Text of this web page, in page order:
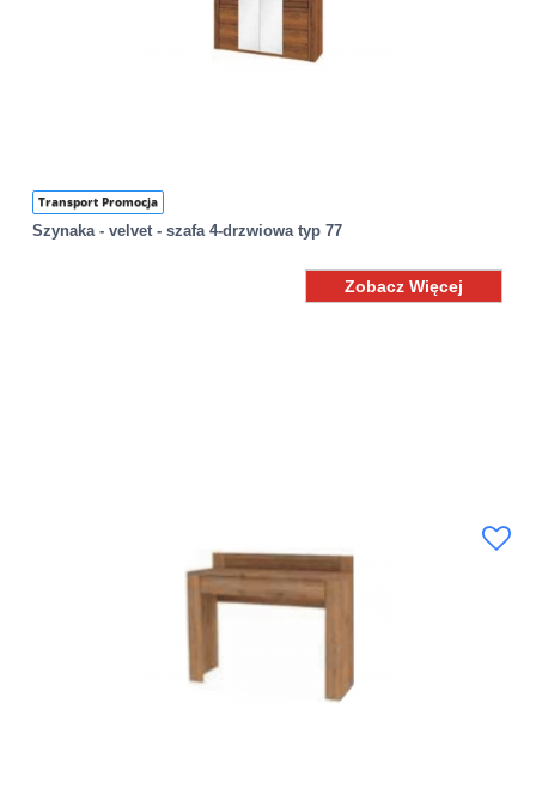
Transport Promocja
Szynaka - velvet - szafa 4-drzwiowa typ 77
Zobacz Więcej